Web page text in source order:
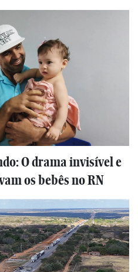
O drama invisível e
os bebês no RN